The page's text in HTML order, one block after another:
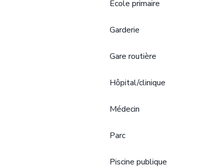
École primaire
Garderie
Gare routière
Hôpital/clinique
Médecin
Parc
Piscine publique